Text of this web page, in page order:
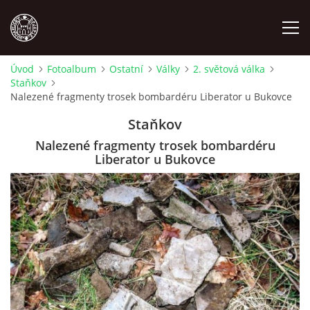
MÍSTOPIS
OSTATNÍ
ODKAZY
O NÁS
Úvod Fotoalbum Ostatní Války
2. světová válka
Staňkov
Nalezené fragmenty trosek bombardéru Liberator u Bukovce
Staňkov
Nalezené fragmenty trosek bombardéru
Liberator u Bukovce